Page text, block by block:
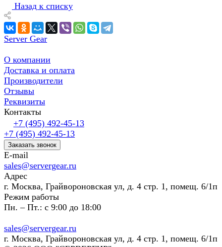
Назад к списку
Server Gear
О компании
Доставка и оплата
Производители
Отзывы
Реквизиты
Контакты
+7 (495) 492-45-13
+7 (495) 492-45-13
Заказать звонок
E-mail
sales@servergear.ru
Адрес
г. Москва, Грайвороновская ул, д. 4 стр. 1, помещ. 6/1п
Режим работы
Пн. – Пт.: с 9:00 до 18:00
sales@servergear.ru
г. Москва, Грайвороновская ул, д. 4 стр. 1, помещ. 6/1п